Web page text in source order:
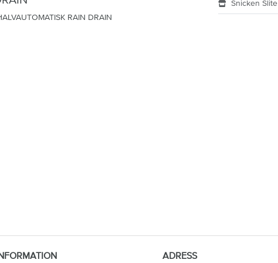
RAIN DRAIN
Snicken Slite
ADRESS